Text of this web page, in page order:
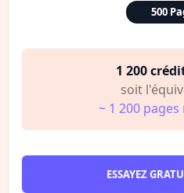
500
1 200
soit
~ 1 200
ESSAYEZ